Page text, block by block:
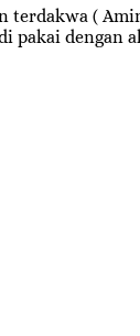
(